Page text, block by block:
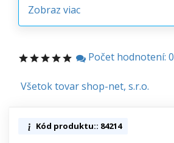
Zobraz viac
Počet hodnotení: 0
Všetok tovar shop-net, s.r.o.
Kód produktu:: 84214